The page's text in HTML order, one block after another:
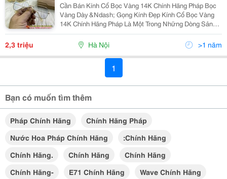
Cần Bán Kính Cổ Bọc Vàng 14K Chính Hãng Pháp Bọc
Vàng Dày &Ndash; Gọng Kính Đẹp Kính Cổ Bọc Vàng
14K Chính Hãng Pháp Là Một Trong Những Dòng Sản
Phẩm Kính Mắt Đẳng Cấp Được Ưa Chuộng Hiện Nay.
Với Thiết Kế Tinh Tế, Sang Trọng Và Chất Liệu Cao
2,3 triệu Hà Nội >1 năm
1
Bạn có muốn tìm thêm
Pháp Chính Hãng
Chính Hãng Pháp
Nước Hoa Pháp Chính Hãng
:chính Hãng
Chính Hãng.
Chính Hãng
Chính Hãng
Chính Hãng-
E71 Chính Hãng Wave Chính Hãng